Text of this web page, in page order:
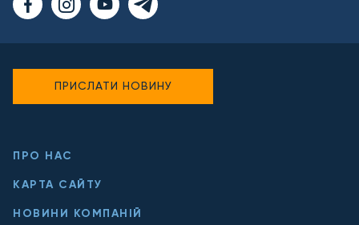
ПРО НАС
КАРТА САЙТУ
НОВИНИ КОМПАНІЙ
ПРИСЛАТИ НОВИНУ